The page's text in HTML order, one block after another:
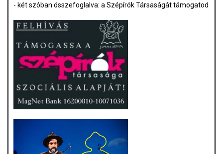
- két szóban összefoglalva: a Szépírók Társaságát támogatod